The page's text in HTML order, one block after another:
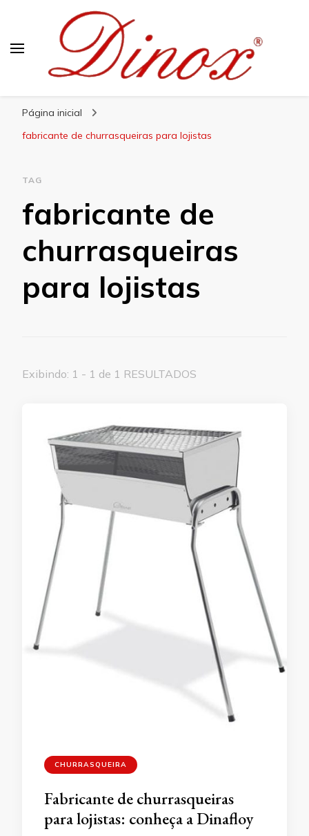
Página inicial
fabricante de churrasqueiras para lojistas
TAG
fabricante de
churrasqueiras
para lojistas
Exibindo: 1 - 1 de 1 RESULTADOS
CHURRASQUEIRA
Fabricante de churrasqueiras
para lojistas: conheça a Dinafloy